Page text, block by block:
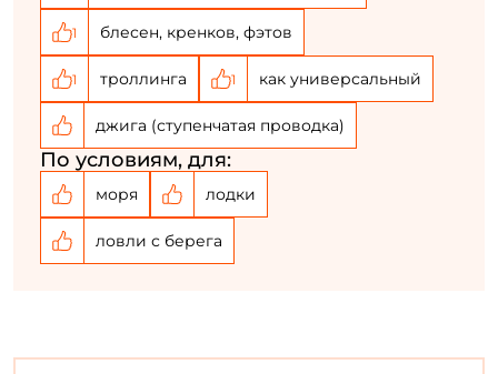
1 блесен, кренков, фэтов
1 троллинга 1 как универсальный
джига (ступенчатая проводка)
По условиям, для:
моря лодки
ловли с берега